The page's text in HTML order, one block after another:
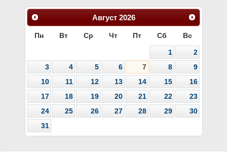
Август 2026
Пн Вт Ср Чт Пт Сб Вс
1
2
3
4 5 6 7 8
9
10
11 12 13 14 15
16
17
18 19 20 21 22
23
24
25 26 27 28 29
30
31